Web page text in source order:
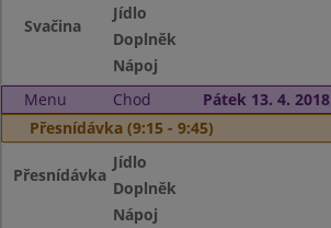
Svačina
Jídlo
Doplněk
Nápoj
Menu
Chod
Pátek 13. 4. 2018
Přesnídávka (9:15 - 9:45)
Přesnídávka
Jídlo
Doplněk
Nápoj